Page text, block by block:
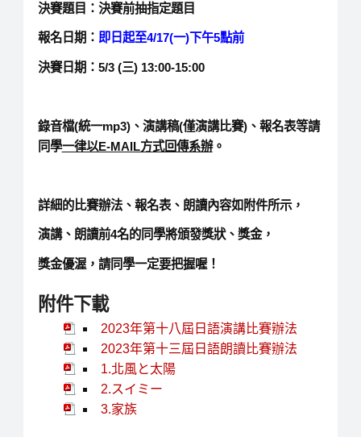
決賽題目：決賽前抽指定題目
報名日期： 即日起至4/17(一)下午5點前
決賽日期：5/3 (三) 13:00-15:00
錄音檔(統一mp3)、演講稿(僅演講比賽)、報名表等請
同學一律以E-MAIL方式回傳系辦。
詳細的比賽辦法、報名表、朗讀內容如附件所示，
演講、朗讀前4名的同學將頒發獎狀、獎金，
獎金優渥，請同學一定要把握喔！
附件下載
2023年第十八屆日語演講比賽辦法
2023年第十三屆日語朗讀比賽辦法
1.北風と太陽
2.スイミー
3.家族